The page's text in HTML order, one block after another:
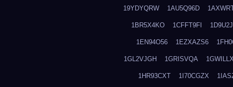
19YDYQRW 1AU5Q96D
1BR5X4KO 1CFFT9FI
1EN94O56 1EZXAZS6
1GL2VJGH 1GRISVQA 1GWILLXI
1HR93CXT 1I70CGZX